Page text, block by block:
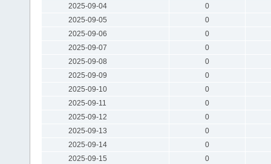
2025-09-04
0
2025-09-05
0
2025-09-06
0
2025-09-07
0
2025-09-08
0
2025-09-09
0
2025-09-10
0
2025-09-11
0
2025-09-12
0
2025-09-13
0
2025-09-14
0
2025-09-15
0